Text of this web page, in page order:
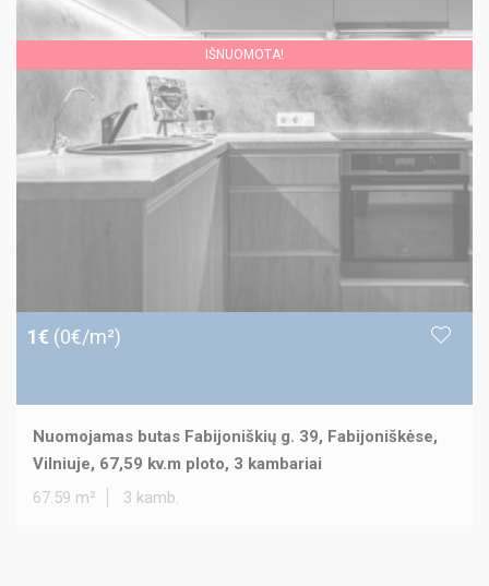
IŠNUOMOTA!
1€ (0€/m²)
Nuomojamas butas Fabijoniškių g. 39, Fabijoniškėse,
Vilniuje, 67,59 kv.m ploto, 3 kambariai
67.59 m²
3 kamb.